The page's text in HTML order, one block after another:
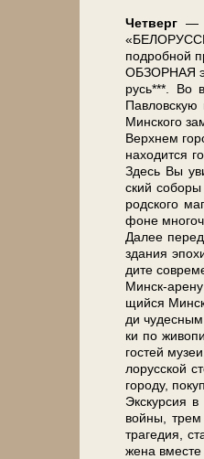
Чет­верг —
по­дроб­ной
ОБЗОРНАЯ
русь***. Во
Павловскую
Мин­ско­го
Верх­нем
на­хо­дит­ся
Здесь Вы
ский
род­ско­го
фо­не
Да­лее
зда­ния
ди­те
Минск-
щий­ся
ди
ки по
го­стей
ло­рус­ской
го­ро­ду,
Экс­кур­сия
вой­ны,
тра­ге­дия,
же­на